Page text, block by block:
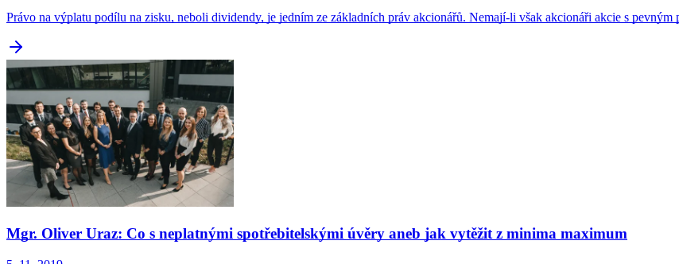
Právo na výplatu podílu na zisku, neboli dividendy, je jedním ze základních práv akcionářů. Nemají-li však akcionáři akcie s
Mgr. Oliver Uraz: Co s neplatnými spotřebitelskými úvěry aneb jak vytěžit z minima maximum